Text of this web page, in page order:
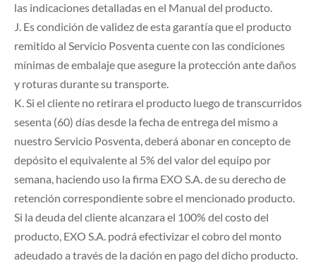
las indicaciones detalladas en el Manual del producto.
J. Es condición de validez de esta garantía que el producto
remitido al Servicio Posventa cuente con las condiciones
mínimas de embalaje que asegure la protección ante daños
y roturas durante su transporte.
K. Si el cliente no retirara el producto luego de transcurridos
sesenta (60) días desde la fecha de entrega del mismo a
nuestro Servicio Posventa, deberá abonar en concepto de
depósito el equivalente al 5% del valor del equipo por
semana, haciendo uso la firma EXO S.A. de su derecho de
retención correspondiente sobre el mencionado producto.
Si la deuda del cliente alcanzara el 100% del costo del
producto, EXO S.A. podrá efectivizar el cobro del monto
adeudado a través de la dación en pago del dicho producto.